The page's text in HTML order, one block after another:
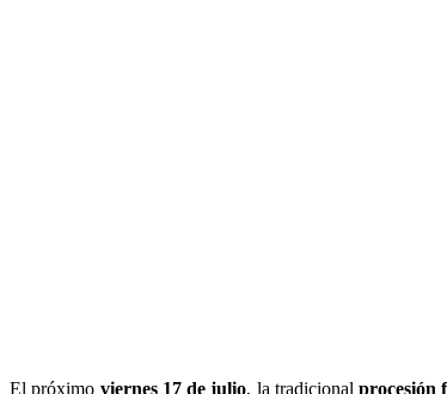
El próximo viernes 17 de julio, la tradicionalprocesión